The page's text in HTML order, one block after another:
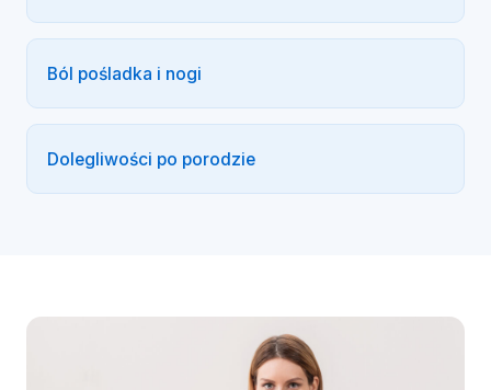
Ból pośladka i nogi
Dolegliwości po porodzie